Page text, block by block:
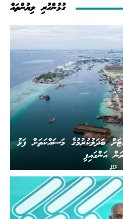
ގުޅުންހުރި ލިޔުންތައް
ރާއްޖެ
ބަދަލުކުރުމުގެ މަސައްކަތަށް ފަޅު
އަންގައިފި